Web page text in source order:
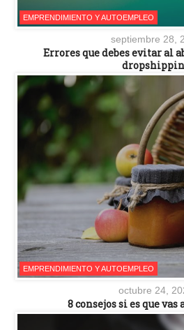
EMPRENDIMIENTO Y AUTOEMPLEO
septiembre 28,
Errores que debes evitar al
EMPRENDIMIENTO Y AUTOEMPLEO
octubre 24,
8 consejos si es que